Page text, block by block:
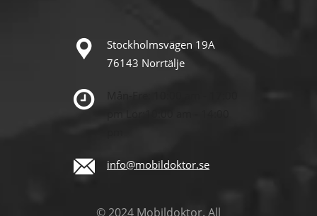
Stockholmsvägen 19A
76143 Norrtälje
info@mobildoktor.se
© 2024 Mobildoktor. All